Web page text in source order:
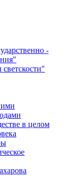
-
в целом